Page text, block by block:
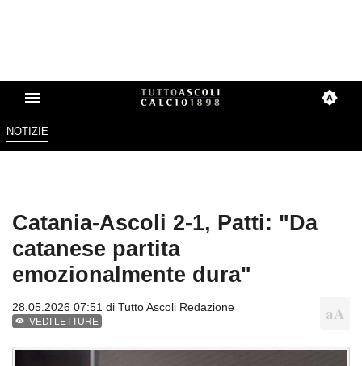
NOTIZIE
Catania-Ascoli 2-1, Patti: "Da
catanese partita
emozionalmente dura"
28.05.2026 07:51 di Tutto Ascoli Redazione
VEDI LETTURE